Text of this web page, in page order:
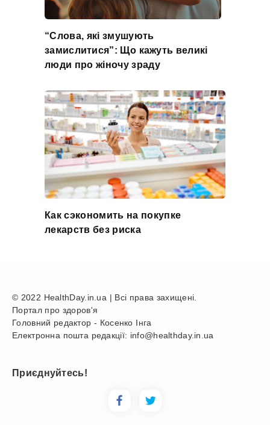
“Слова, які змушують
замислитися”: Що кажуть великі
люди про жіночу зраду
Как сэкономить на покупке
лекарств без риска
© 2022 HealthDay.in.ua | Всі права захищені.
Портал про здоров'я
Головний редактор - Косенко Інга
Електронна пошта редакції: info@healthday.in.ua
Приєднуйтесь!